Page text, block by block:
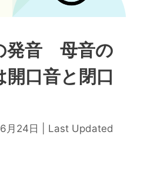
発音 母音の
開口音と閉口
月24日
Last Updated